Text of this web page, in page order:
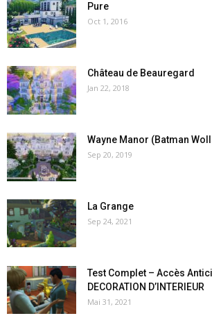
Pure
Oct 1, 2016
Château de Beauregard
Jan 22, 2018
Wayne Manor (Batman
Sep 20, 2019
La Grange
Sep 24, 2021
Test Complet – Accès
DECORATION D’INTERIEUR
Mai 31, 2021